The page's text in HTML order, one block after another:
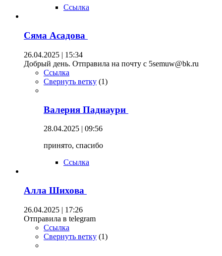
Ссылка
Сяма Асадова
26.04.2025 | 15:34
Добрый день. Отправила на почту с 5semuw@bk.ru
Ссылка
Свернуть ветку (1)
Валерия Падиаури
28.04.2025 | 09:56
принято, спасибо
Ссылка
Алла Шихова
26.04.2025 | 17:26
Отправила в telegram
Ссылка
Свернуть ветку (1)